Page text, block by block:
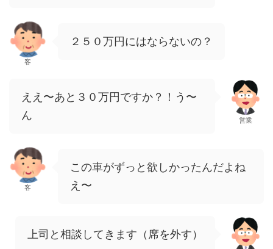
客
２５０万円にはならないの？
ええ〜あと３０万円ですか？！う〜
ん
営業
客
この車がずっと欲しかったんだよね
え〜
上司と相談してきます（席を外す）